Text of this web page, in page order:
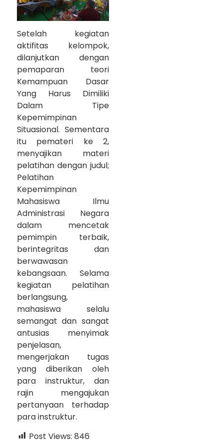
Setelah kegiatan
aktifitas kelompok,
dilanjutkan dengan
pemaparan teori
Kemampuan Dasar
Yang Harus Dimiliki
Dalam Tipe
Kepemimpinan
Situasional. Sementara
itu pemateri ke 2,
menyajikan materi
pelatihan dengan judul;
Pelatihan
Kepemimpinan
Mahasiswa Ilmu
Administrasi Negara
dalam mencetak
pemimpin terbaik,
berintegritas dan
berwawasan
kebangsaan. Selama
kegiatan pelatihan
berlangsung,
mahasiswa selalu
semangat dan sangat
antusias menyimak
penjelasan,
mengerjakan tugas
yang diberikan oleh
para instruktur, dan
rajin mengajukan
pertanyaan terhadap
para instruktur.
Post Views: 846